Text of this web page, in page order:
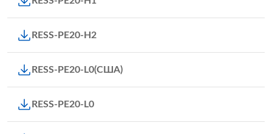
RESS-PE20-H2
RESS-PE20-L0(США)
RESS-PE20-L0